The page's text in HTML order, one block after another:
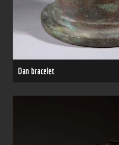
Dan bracelet